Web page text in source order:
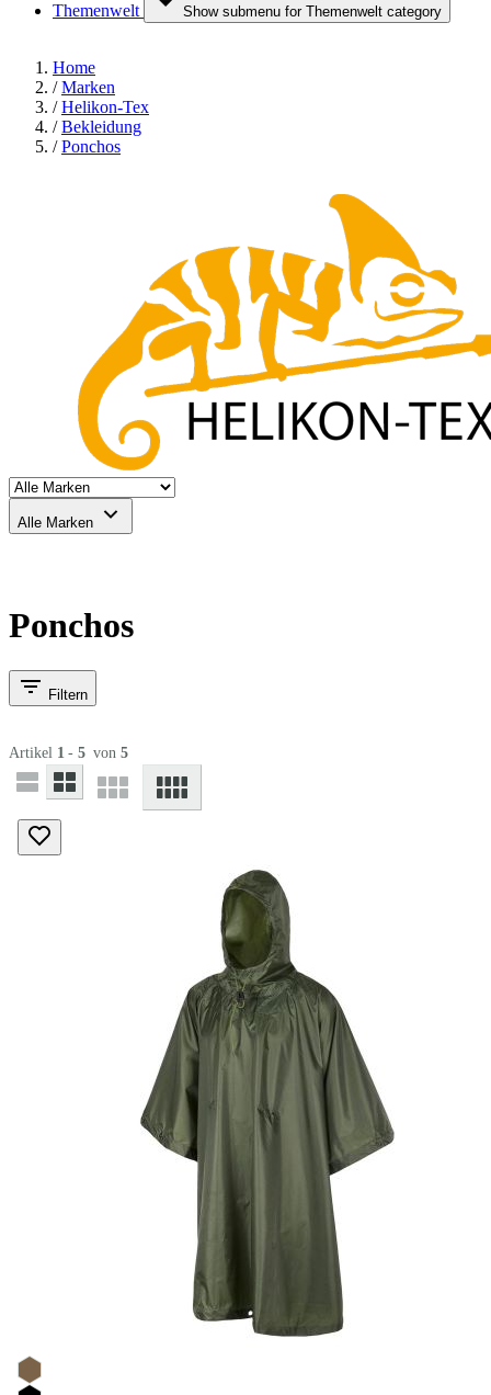
Themenwelt Show submenu for Themenwelt category
Home
/ Marken
/ Helikon-Tex
/ Bekleidung
/ Ponchos
Alle Marken
Ponchos
Filtern
Artikel 1 - 5 von 5